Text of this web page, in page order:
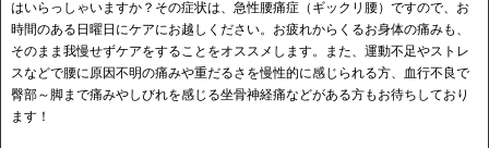
はいらっしゃいますか？その症状は、急性腰痛症（ギックリ腰）ですので、お
時間のある日曜日にケアにお越しください。お疲れからくるお身体の痛みも、
そのまま我慢せずケアをすることをオススメします。また、運動不足やストレ
スなどで腰に原因不明の痛みや重だるさを慢性的に感じられる方、血行不良で
臀部～脚まで痛みやしびれを感じる坐骨神経痛などがある方もお待ちしており
ます！